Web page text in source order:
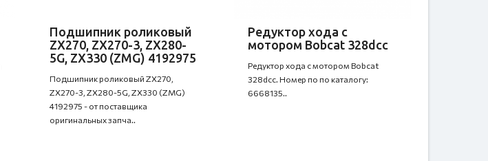
Подшипник роликовый
ZX270, ZX270-3, ZX280-
5G, ZX330 (ZMG) 4192975
Подшипник роликовый ZX270,
ZX270-3, ZX280-5G, ZX330 (ZMG)
4192975 - от поставщика
оригинальных запча..
Редуктор хода с
мотором Bobcat 328dcc
Редуктор хода с мотором Bobcat
328dcc. Номер по по каталогу:
6668135..